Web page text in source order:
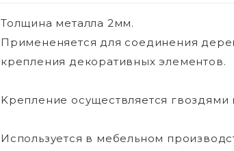
Толщина металла 2мм.
Примененяется для соединения
крепления декоративных элементов.
Kрепление осуществляется
Используется в мебельном